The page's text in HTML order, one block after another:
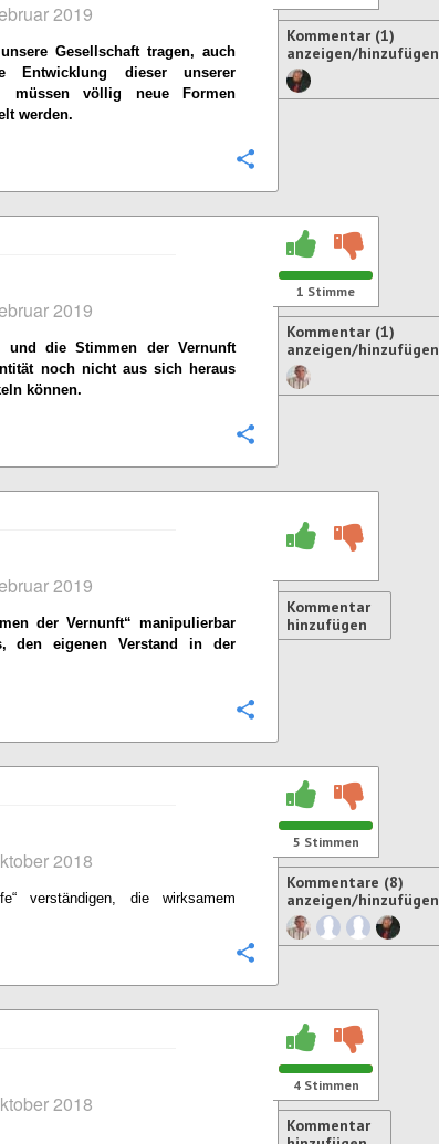
2019
Gesellschaft tragen, auch
Entwicklung dieser unserer
müssen völlig neue Formen
werden.
Kommentar (1)
anzeigen/hinzufügen
2019
und die Stimmen der Vernunft
noch nicht aus sich heraus
können.
1 Stimme
Kommentar (1)
anzeigen/hinzufügen
2019
der Vernunft“ manipulierbar
eigenen Verstand in der
Kommentar
hinzufügen
2018
verständigen, die wirksamem
5 Stimmen
Kommentare (8)
anzeigen/hinzufügen
2018
4Stimmen
Kommentar